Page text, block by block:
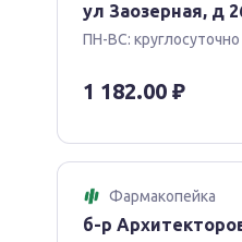
Противопоказания
Повышенная
препарата.
Дефицит лактазы,
Нарушение функции
ул Заозерная, д
ПН-ВС: круглосуточно
1 182.00 ₽
Фармакопейка
б-р